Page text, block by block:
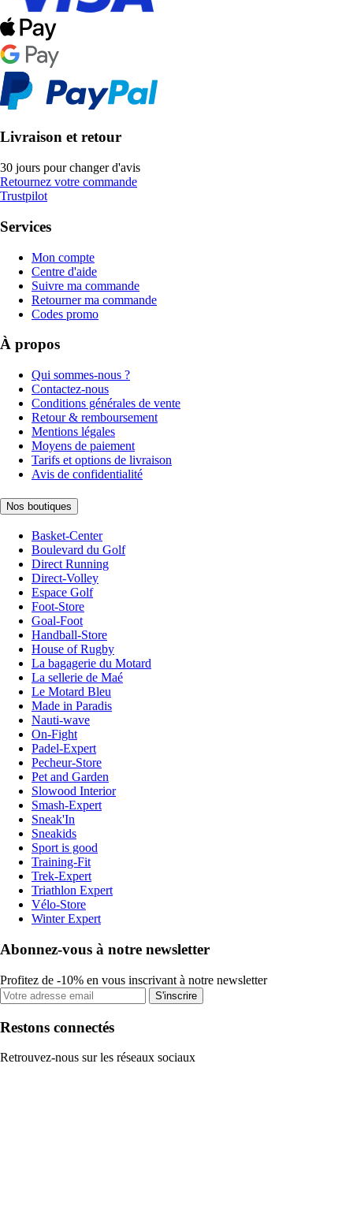
Livraison et retour
30 jours pour changer d'avis
Retournez votre commande
Trustpilot
Services
Mon compte
Centre d'aide
Suivre ma commande
Retourner ma commande
Codes promo
À propos
Qui sommes-nous ?
Contactez-nous
Conditions générales de vente
Retour & remboursement
Mentions légales
Moyens de paiement
Tarifs et options de livraison
Avis de confidentialité
Nos boutiques
Basket-Center
Boulevard du Golf
Direct Running
Direct-Volley
Espace Golf
Foot-Store
Goal-Foot
Handball-Store
House of Rugby
La bagagerie du Motard
La sellerie de Maé
Le Motard Bleu
Made in Paradis
Nauti-wave
On-Fight
Padel-Expert
Pecheur-Store
Pet and Garden
Slowood Interior
Smash-Expert
Sneak'In
Sneakids
Sport is good
Training-Fit
Trek-Expert
Triathlon Expert
Vélo-Store
Winter Expert
Abonnez-vous à notre newsletter
Profitez de -10% en vous inscrivant à notre newsletter
S'inscrire
Restons connectés
Retrouvez-nous sur les réseaux sociaux